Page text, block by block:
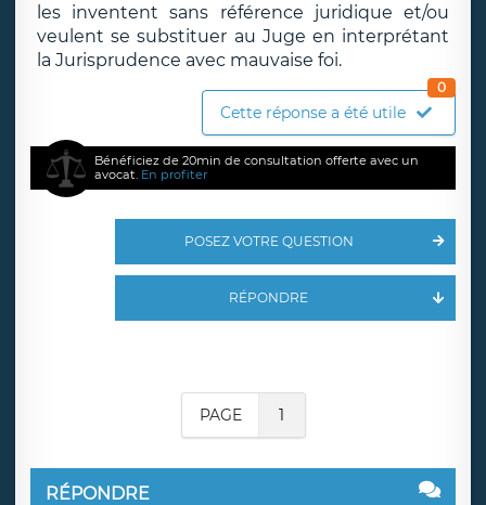
les inventent sans référence juridique et/ou
veulent se substituer au Juge en interprétant
la Jurisprudence avec mauvaise foi.
Cette réponse a été utile
0
Bénéficiez de 20min de consultation offerte avec un
avocat. En profiter
POSEZ VOTRE QUESTION
RÉPONDRE
PAGE 1
RÉPONDRE